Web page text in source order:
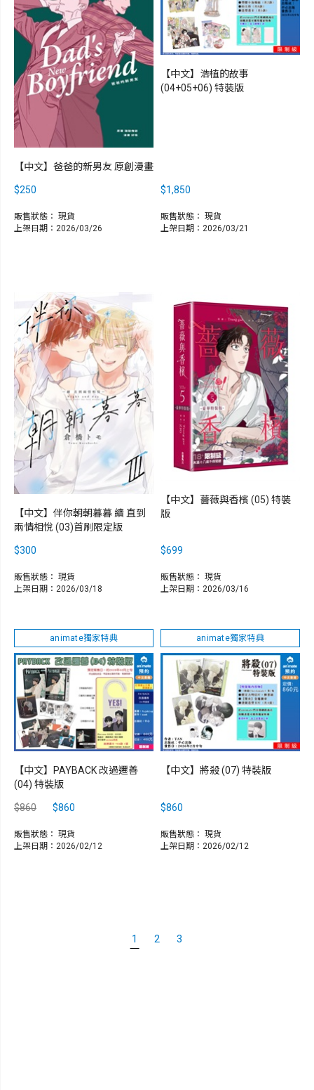
【中文】爸爸的新男友 原創漫畫
$250
販售狀態： 現貨
上架日期：2026/03/26
【中文】浩植的故事
(04+05+06) 特裝版
$1,850
販售狀態： 現貨
上架日期：2026/03/21
【中文】伴你朝朝暮暮 續 直到
兩情相悅 (03)首刷限定版
$300
販售狀態： 現貨
上架日期：2026/03/18
【中文】薔薇與香檳 (05) 特裝
版
$699
販售狀態： 現貨
上架日期：2026/03/16
animate獨家特典
【中文】PAYBACK 改過遷善
(04) 特裝版
$860 $860
販售狀態： 現貨
上架日期：2026/02/12
animate獨家特典
【中文】將殺 (07) 特裝版
$860
販售狀態： 現貨
上架日期：2026/02/12
1 2 3